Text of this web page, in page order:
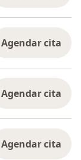
Agendar cita
Agendar cita
Agendar cita